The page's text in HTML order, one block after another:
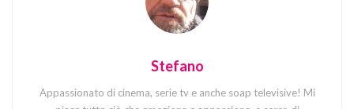
Stefano
Appassionato di cinema, serie tv e anche soap televisive! Mi